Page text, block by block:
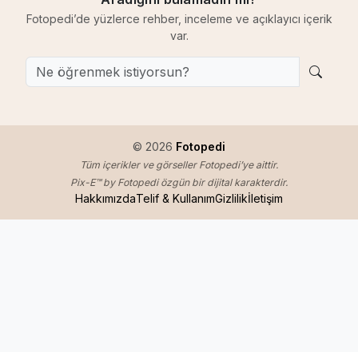
Fotopedi’de yüzlerce rehber, inceleme ve açıklayıcı içerik
var.
© 2026 Fotopedi
Tüm içerikler ve görseller Fotopedi’ye aittir.
Pix-E™ by Fotopedi özgün bir dijital karakterdir.
HakkımızdaTelif & KullanımGizlilikİletişim